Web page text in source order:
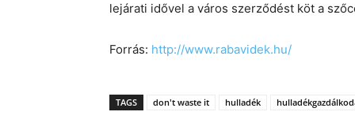
lejárati idővel a város szerződést köt a
Forrás: http://www.rabavidek.hu/
TAGS don't waste it hulladék